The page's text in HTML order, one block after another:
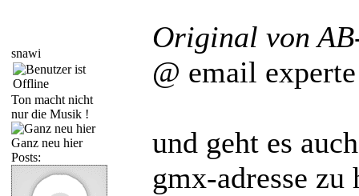
snawi
Ton macht nicht
nur die Musik !
Ganz neu hier
Posts:
Original von
@ email experte
und geht es
gmx-adresse zu